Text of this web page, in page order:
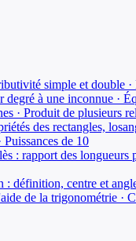
simple et double
à une inconnue ·
· Produit de plusieurs
des rectangles,
de 10
: rapport des
: définition, centre et
de la trigonométrie ·